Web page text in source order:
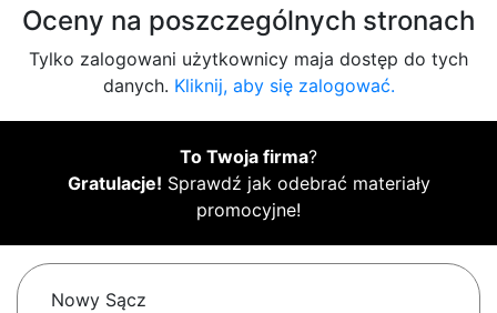
Oceny na poszczególnych stronach
Tylko zalogowani użytkownicy maja dostęp do tych
danych. Kliknij, aby się zalogować.
To Twoja firma?
Gratulacje! Sprawdź jak odebrać materiały
promocyjne!
Nowy Sącz